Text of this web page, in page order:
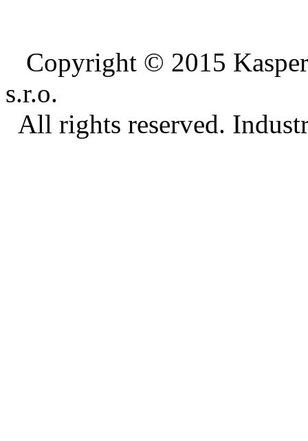
Copyright © 2015
s.r.o.
All rights reserved.